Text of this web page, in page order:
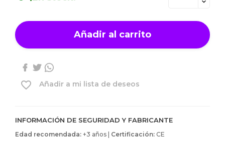
Añadir al carrito
favorite_border Añadir a mi lista de deseos
INFORMACIÓN DE SEGURIDAD Y FABRICANTE
Edad recomendada: +3 años | Certificación: CE